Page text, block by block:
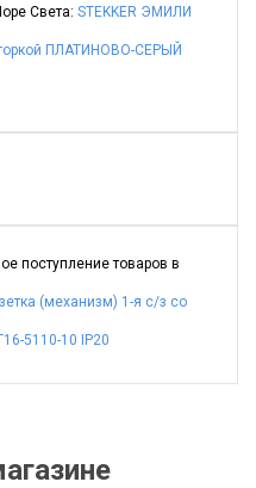
Света: STEKKER ЭМИЛИ
ПЛАТИНОВО-СЕРЫЙ
поступление товаров в
(механизм) 1-я с/з со
5110-10 IP20